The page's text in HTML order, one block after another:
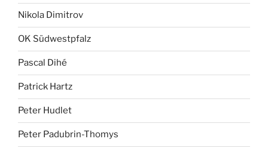
Nikola Dimitrov
OK Südwestpfalz
Pascal Dihé
Patrick Hartz
Peter Hudlet
Peter Padubrin-Thomys